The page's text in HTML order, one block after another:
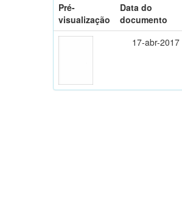
Pré-
visualização
Data do
documento
17-abr-2017